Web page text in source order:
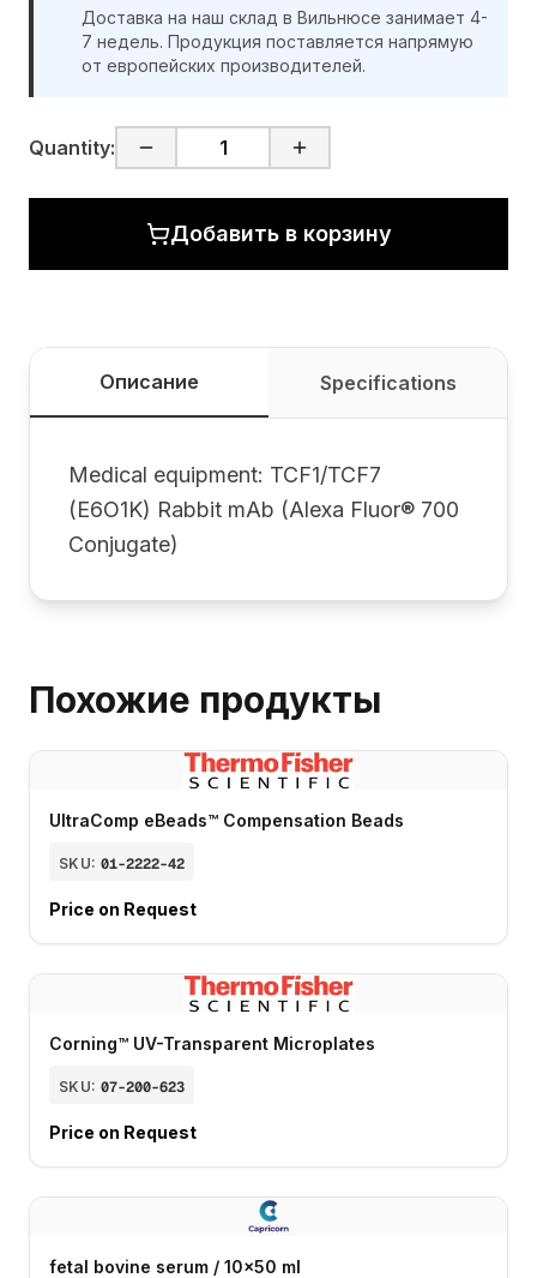
Доставка на наш склад в Вильнюсе занимает 4-
7 недель. Продукция поставляется напрямую
от европейских производителей.
Quantity:
Добавить в корзину
Описание Specifications
Medical equipment: TCF1/TCF7
(E6O1K) Rabbit mAb (Alexa Fluor® 700
Conjugate)
Похожие продукты
UltraComp eBeads™ Compensation Beads
SKU: 01-2222-42
Price on Request
Corning™ UV-Transparent Microplates
SKU: 07-200-623
Price on Request
fetal bovine serum / 10x50 ml